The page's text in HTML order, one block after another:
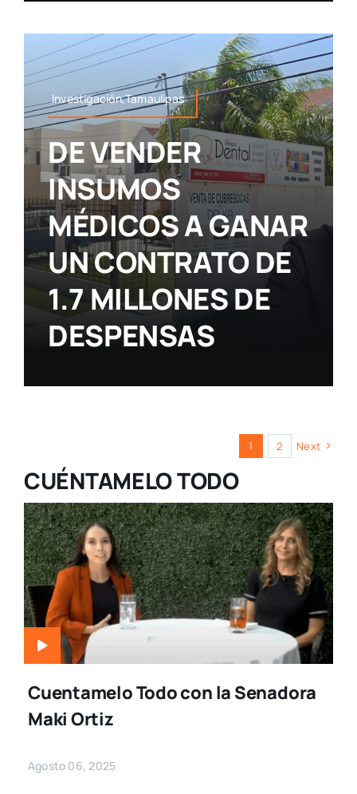
Investigación,Tamaulipas
DE VENDER
INSUMOS
MÉDICOS A GANAR
UN CONTRATO DE
1.7 MILLONES DE
DESPENSAS
1 2 Next
CUÉNTAMELO TODO
Cuentamelo Todo con la Senadora
Maki Ortiz
Agosto 06, 2025